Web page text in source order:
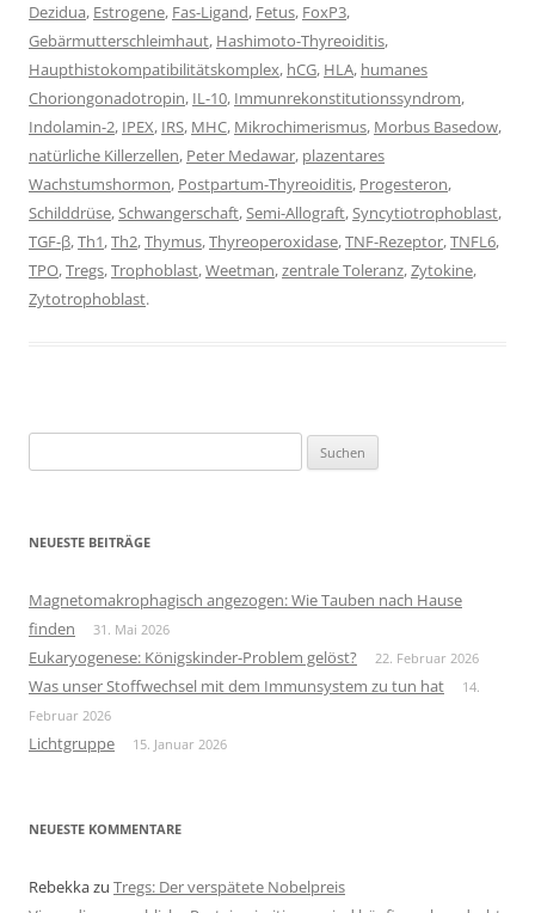
Dezidua, Estrogene, Fas-Ligand, Fetus, FoxP3,
Gebärmutterschleimhaut, Hashimoto-Thyreoiditis,
Haupthistokompatibilitätskomplex, hCG, HLA, humanes
Choriongonadotropin, IL-10, Immunrekonstitutionssyndrom,
Indolamin-2, IPEX, IRS, MHC, Mikrochimerismus, Morbus Basedow,
natürliche Killerzellen, Peter Medawar, plazentares
Wachstumshormon, Postpartum-Thyreoiditis, Progesteron,
Schilddrüse,Schwangerschaft,Semi-Allograft,Syncytiotrophoblast,
TGF-β,Th1,Th2,Thymus,Thyreoperoxidase,TNF-Rezeptor,TNFL6,
TPO,Tregs,Trophoblast,Weetman,zentrale Toleranz,Zytokine,
Zytotrophoblast.
nach:
NEUESTE BEITRÄGE
Magnetomakrophagisch angezogen: Wie Tauben nach Hause
finden
31. Mai 2026
Eukaryogenese: Königskinder-Problem gelöst? 22. Februar 2026
Was unser Stoffwechsel mit dem Immunsystem zu tun hat
14.
Februar 2026
Lichtgruppe 15. Januar 2026
NEUESTE KOMMENTARE
Rebekkazu Tregs: Der verspätete Nobelpreis